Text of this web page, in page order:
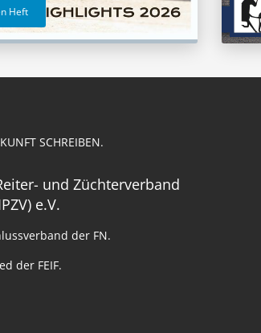
Heft
SCHREIBEN.
und Züchterverband
e.V.
der FN.
der FEIF.